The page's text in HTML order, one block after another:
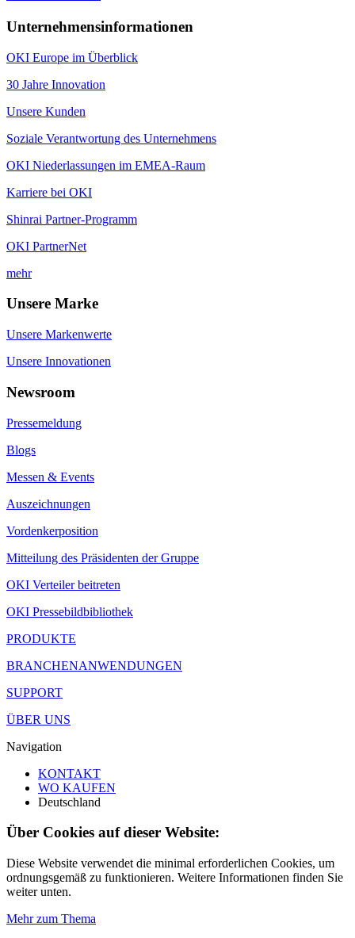
Unternehmensinformationen
OKI Europe im Überblick
30 Jahre Innovation
Unsere Kunden
Soziale Verantwortung des Unternehmens
OKI Niederlassungen im EMEA-Raum
Karriere bei OKI
Shinrai Partner-Programm
OKI PartnerNet
mehr
Unsere Marke
Unsere Markenwerte
Unsere Innovationen
Newsroom
Pressemeldung
Blogs
Messen & Events
Auszeichnungen
Vordenkerposition
Mitteilung des Präsidenten der Gruppe
OKI Verteiler beitreten
OKI Pressebildbibliothek
PRODUKTE
BRANCHENANWENDUNGEN
SUPPORT
ÜBER UNS
Navigation
KONTAKT
WO KAUFEN
Deutschland
Über Cookies auf dieser Website:
Diese Website verwendet die minimal erforderlichen Cookies, um
ordnungsgemäß zu funktionieren. Weitere Informationen finden Sie
weiter unten.
Mehr zum Thema